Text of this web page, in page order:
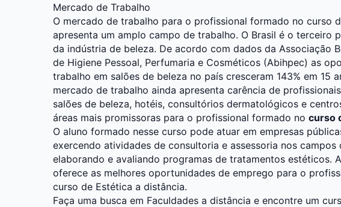
Mercado de Trabalho
O mercado de trabalho para o profissional formado no curso
apresenta um amplo campo de trabalho. O Brasil é o terceiro
da indústria de beleza. De acordo com dados da Associação
de Higiene Pessoal, Perfumaria e Cosméticos (Abihpec) as
trabalho em salões de beleza no país cresceram 143% em 15
mercado de trabalho ainda apresenta carência de
salões de beleza, hotéis, consultórios dermatológicos e
áreas mais promissoras para o profissional formado no curso
O aluno formado nesse curso pode atuar em empresas
exercendo atividades de consultoria e assessoria nos campos
elaborando e avaliando programas de tratamentos estéticos.
oferece as melhores oportunidades de emprego para o
curso de Estética a distância.
Faça uma busca em Faculdades a distância e encontre um